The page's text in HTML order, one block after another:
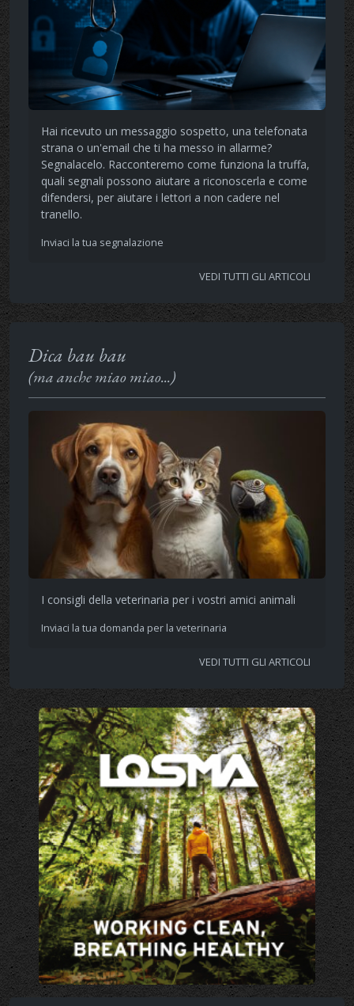
Hai ricevuto un messaggio sospetto, una telefonata
strana o un'email che ti ha messo in allarme?
Segnalacelo. Racconteremo come funziona la truffa,
quali segnali possono aiutare a riconoscerla e come
difendersi, per aiutare i lettori a non cadere nel
tranello.
Inviaci la tua segnalazione
VEDI TUTTI GLI ARTICOLI
Dica bau bau
(ma anche miao miao...)
I consigli della veterinaria per i vostri amici animali
Inviaci la tua domanda per la veterinaria
VEDI TUTTI GLI ARTICOLI